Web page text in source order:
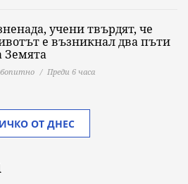
учени твърдят, че
е възникнал два пъти
Земята
Преди 6 часа
ОТ ДНЕС